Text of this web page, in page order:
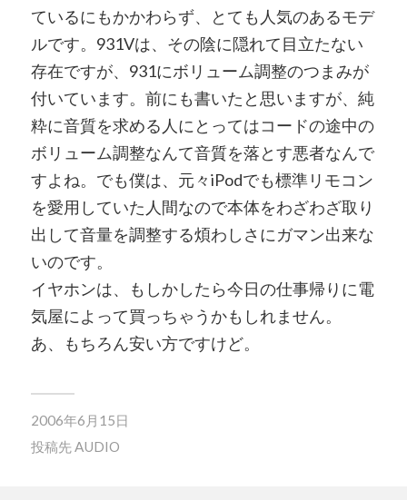
ているにもかかわらず、とても人気のあるモデ
ルです。931Vは、その陰に隠れて目立たない
存在ですが、931にボリューム調整のつまみが
付いています。前にも書いたと思いますが、純
粋に音質を求める人にとってはコードの途中の
ボリューム調整なんて音質を落とす悪者なんで
すよね。でも僕は、元々iPodでも標準リモコン
を愛用していた人間なので本体をわざわざ取り
出して音量を調整する煩わしさにガマン出来な
いのです。
イヤホンは、もしかしたら今日の仕事帰りに電
気屋によって買っちゃうかもしれません。
あ、もちろん安い方ですけど。
2006年6月15日
投稿先 AUDIO